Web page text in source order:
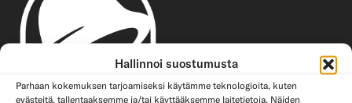
Hallinnoi suostumusta
Parhaan kokemuksen tarjoamiseksi käytämme teknologioita, kuten
evästeitä, tallentaaksemme ja/tai käyttääksemme laitetietoja. Näiden